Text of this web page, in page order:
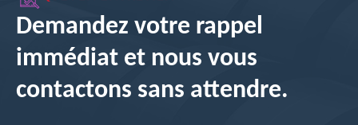
Demandez votre rappel
immédiat et nous vous
contactons sans attendre.